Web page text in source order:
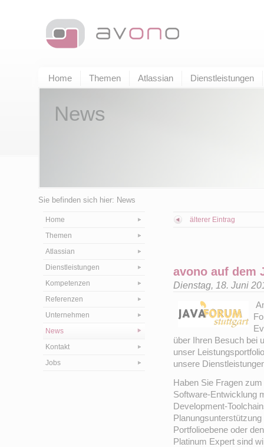
Home Themen Atlassian Dienstleistungen
News
Sie befinden sich hier: News
Home
Themen
Atlassian
Dienstleistungen
Kompetenzen
Referenzen
Unternehmen
News
Kontakt
Jobs
älterer Eintrag
avono auf dem
Dienstag, 18. Juni
über Ihren Besuch bei
unser
unsere
Haben Sie Fragen
Software-Entwicklung
Development-
Portfolioebene oder
Platinum Expert sind